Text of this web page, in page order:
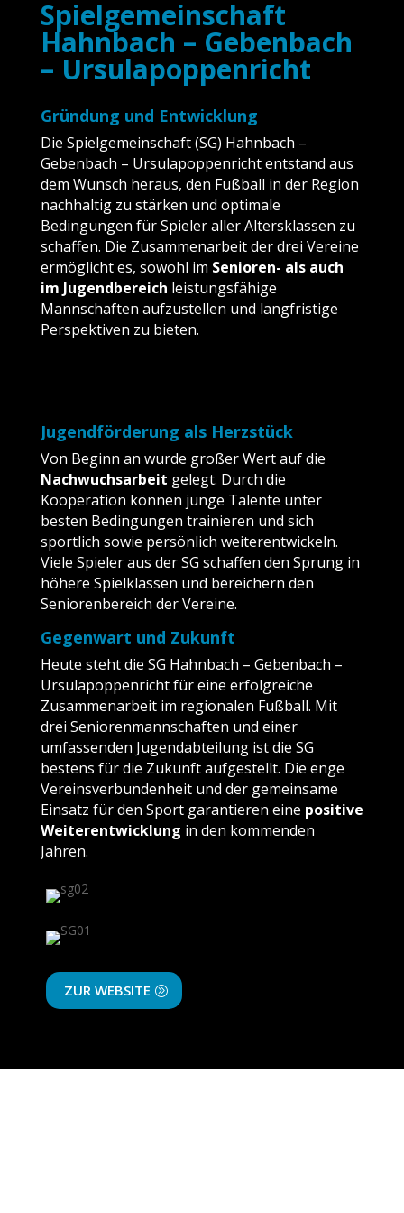
Spielgemeinschaft
Hahnbach – Gebenbach
– Ursulapoppenricht
Gründung und Entwicklung
Die Spielgemeinschaft (SG) Hahnbach –
Gebenbach – Ursulapoppenricht entstand aus
dem Wunsch heraus, den Fußball in der Region
nachhaltig zu stärken und optimale
Bedingungen für Spieler aller Altersklassen zu
schaffen. Die Zusammenarbeit der drei Vereine
ermöglicht es, sowohl im Senioren- als auch
im Jugendbereich leistungsfähige
Mannschaften aufzustellen und langfristige
Perspektiven zu bieten.
Jugendförderung als Herzstück
Von Beginn an wurde großer Wert auf die
Nachwuchsarbeit gelegt. Durch die
Kooperation können junge Talente unter
besten Bedingungen trainieren und sich
sportlich sowie persönlich weiterentwickeln.
Viele Spieler aus der SG schaffen den Sprung in
höhere Spielklassen und bereichern den
Seniorenbereich der Vereine.
Gegenwart und Zukunft
Heute steht die SG Hahnbach – Gebenbach –
Ursulapoppenricht für eine erfolgreiche
Zusammenarbeit im regionalen Fußball. Mit
drei Seniorenmannschaften und einer
umfassenden Jugendabteilung ist die SG
bestens für die Zukunft aufgestellt. Die enge
Vereinsverbundenheit und der gemeinsame
Einsatz für den Sport garantieren eine positive
Weiterentwicklung in den kommenden
Jahren.
ZUR WEBSITE